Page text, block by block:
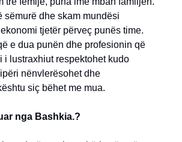
sëmurë dhe skam mundësi
tjetër përveç punës time.
e dua punën dhe profesionin që
i lustraxhiut respektohet kudo
nënvlerësohet dhe
siç bëhet me mua.
nga Bashkia.?